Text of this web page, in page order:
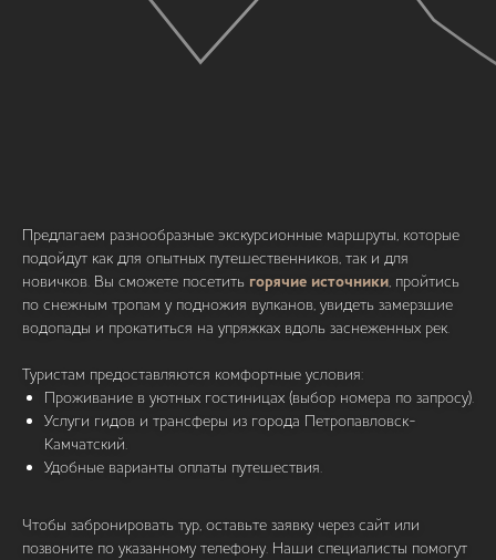
Предлагаем разнообразные экскурсионные маршруты, которые
подойдут как для опытных путешественников, так и для
новичков. Вы сможете посетить горячие источники, пройтись
по снежным тропам у подножия вулканов, увидеть замерзшие
водопады и прокатиться на упряжках вдоль заснеженных рек.
Туристам предоставляются комфортные условия:
Проживание в уютных гостиницах (выбор номера по запросу).
Услуги гидов и трансферы из города Петропавловск-
Камчатский.
Удобные варианты оплаты путешествия.
Чтобы забронировать тур, оставьте заявку через сайт или
позвоните по указанному телефону. Наши специалисты помогут